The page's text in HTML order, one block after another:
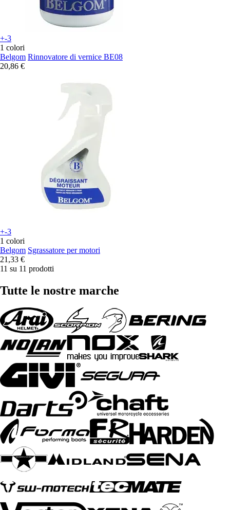
+-3
1 colori
Belgom Rinnovatore di vernice BE08
20,86 €
+-3
1 colori
Belgom Sgrassatore per motori
21,33 €
11 su 11 prodotti
Tutte le nostre marche